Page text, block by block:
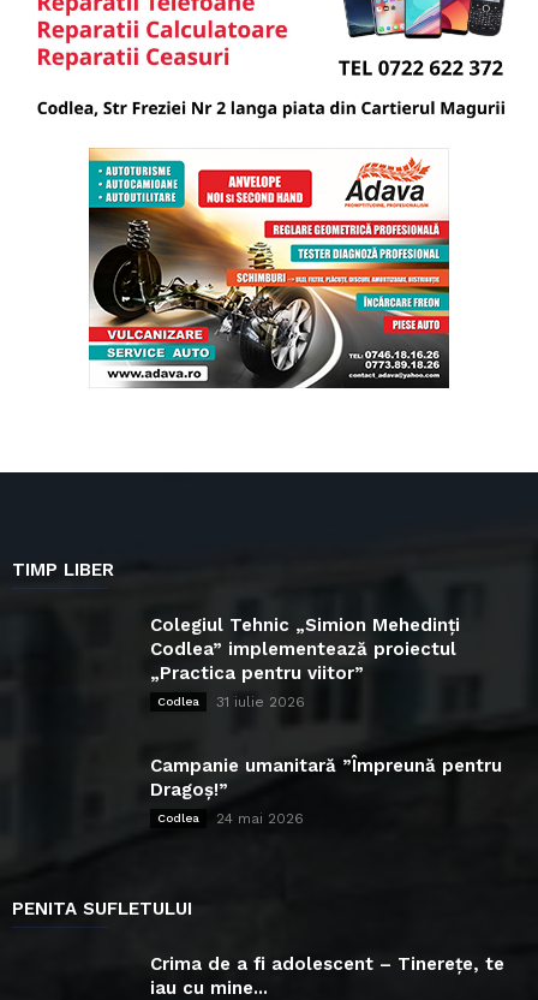
TIMP LIBER
Colegiul Tehnic „Simion Mehedinți
Codlea” implementează proiectul
„Practica pentru viitor”
Codlea 31 iulie 2026
Campanie umanitară ”Împreună pentru
Dragoș!”
Codlea 24 mai 2026
PENITA SUFLETULUI
Crima de a fi adolescent – Tinerețe, te
iau cu mine...